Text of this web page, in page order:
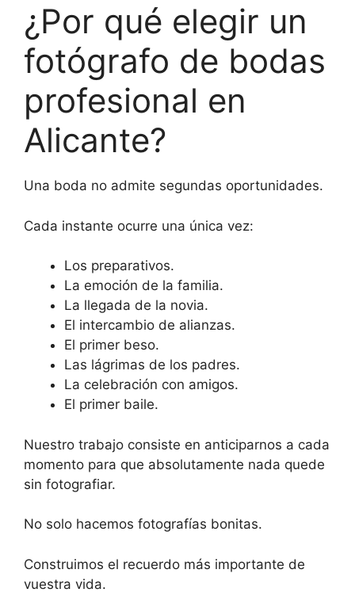
¿Por qué elegir un
fotógrafo de bodas
profesional en
Alicante?
Una boda no admite segundas oportunidades.
Cada instante ocurre una única vez:
Los preparativos.
La emoción de la familia.
La llegada de la novia.
El intercambio de alianzas.
El primer beso.
Las lágrimas de los padres.
La celebración con amigos.
El primer baile.
Nuestro trabajo consiste en anticiparnos a cada
momento para que absolutamente nada quede
sin fotografiar.
No solo hacemos fotografías bonitas.
Construimos el recuerdo más importante de
vuestra vida.